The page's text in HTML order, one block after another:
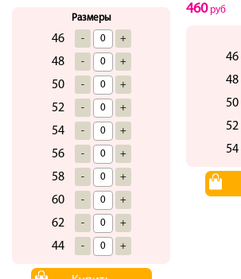
Размеры
46 - +
48 - +
50 - +
52 - +
54 - +
56 - +
58 - +
60 - +
62 - +
44 - +
460руб
46
48
50
52
54